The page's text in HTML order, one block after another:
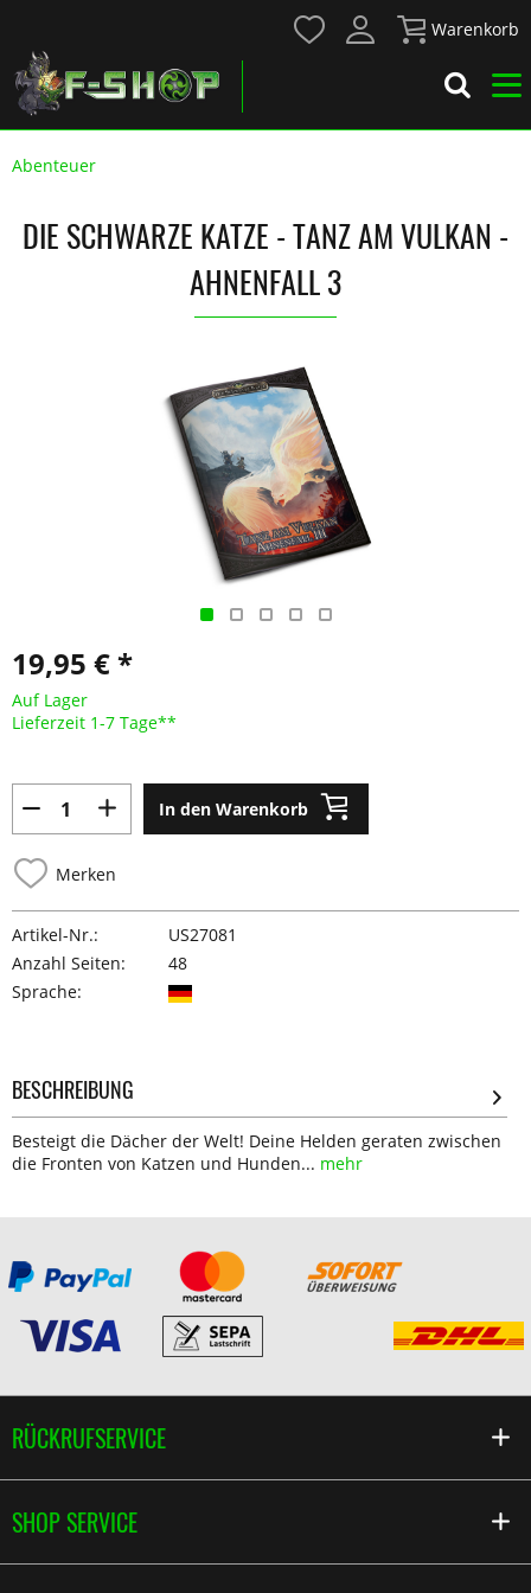
Warenkorb
Abenteuer
DIE SCHWARZE KATZE - TANZ AM VULKAN -
AHNENFALL 3
19,95 € *
Auf Lager
Lieferzeit 1-7 Tage**
In den Warenkorb
Merken
Artikel-Nr.:
US27081
Anzahl Seiten:
48
Sprache:
BESCHREIBUNG
Besteigt die Dächer der Welt! Deine Helden geraten zwischen
die Fronten von Katzen und Hunden... mehr
RÜCKRUFSERVICE
SHOP SERVICE